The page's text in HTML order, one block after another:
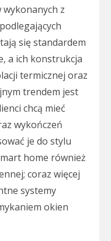
z
się standardem
a ich konstrukcja
termicznej oraz
trendem jest
chcą mieć
wykończeń
je do stylu
home również
coraz więcej
systemy
okien